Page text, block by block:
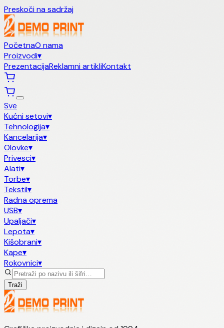
Preskoči na sadržaj
PočetnaO nama
Proizvodi▾
PrezentacijaReklamni artikliKontakt
Sve
Kućni setovi▾
Tehnologija▾
Kancelarija▾
Olovke▾
Privesci▾
Alati▾
Torbe▾
Tekstil▾
Radna oprema
USB▾
Upaljači▾
Lepota▾
Kišobrani▾
Kape▾
Rokovnici▾
Traži